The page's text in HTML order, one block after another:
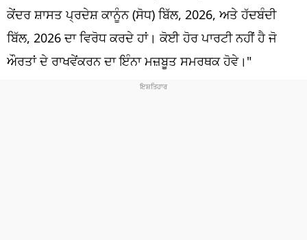
ਧਰਮ
ਖੇਡਾਂ
ਕੇਂਦਰ ਸ਼ਾਸਤ ਪ੍ਰਦੇਸ਼ ਕਾਨੂੰਨ (ਸੋਧ) ਬਿੱਲ, 2026, ਅਤੇ ਹੱਦਬੰਦੀ
ਬਿੱਲ, 2026 ਦਾ ਵਿਰੋਧ ਕਰਦੇ ਹਾਂ। ਕੋਈ ਹੋਰ ਪਾਰਟੀ ਨਹੀਂ ਹੈ ਜੋ
ਔਰਤਾਂ ਦੇ ਰਾਖਵੇਂਕਰਨ ਦਾ ਇੰਨਾ ਮਜ਼ਬੂਤ ​​ਸਮਰਥਕ ਹੋਵੇ।"